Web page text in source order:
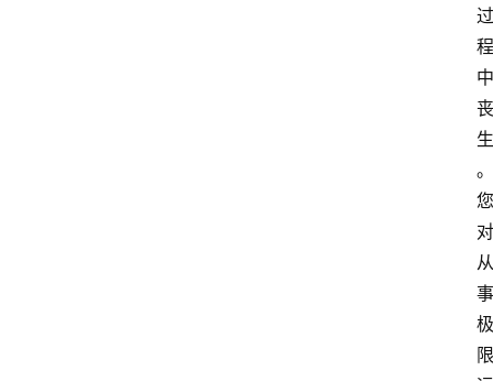
过
程
中
丧
生
。
您
对
从
事
极
限